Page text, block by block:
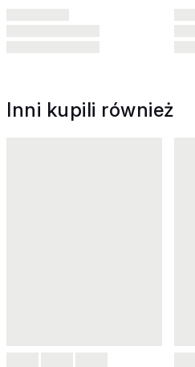
Inni kupili również